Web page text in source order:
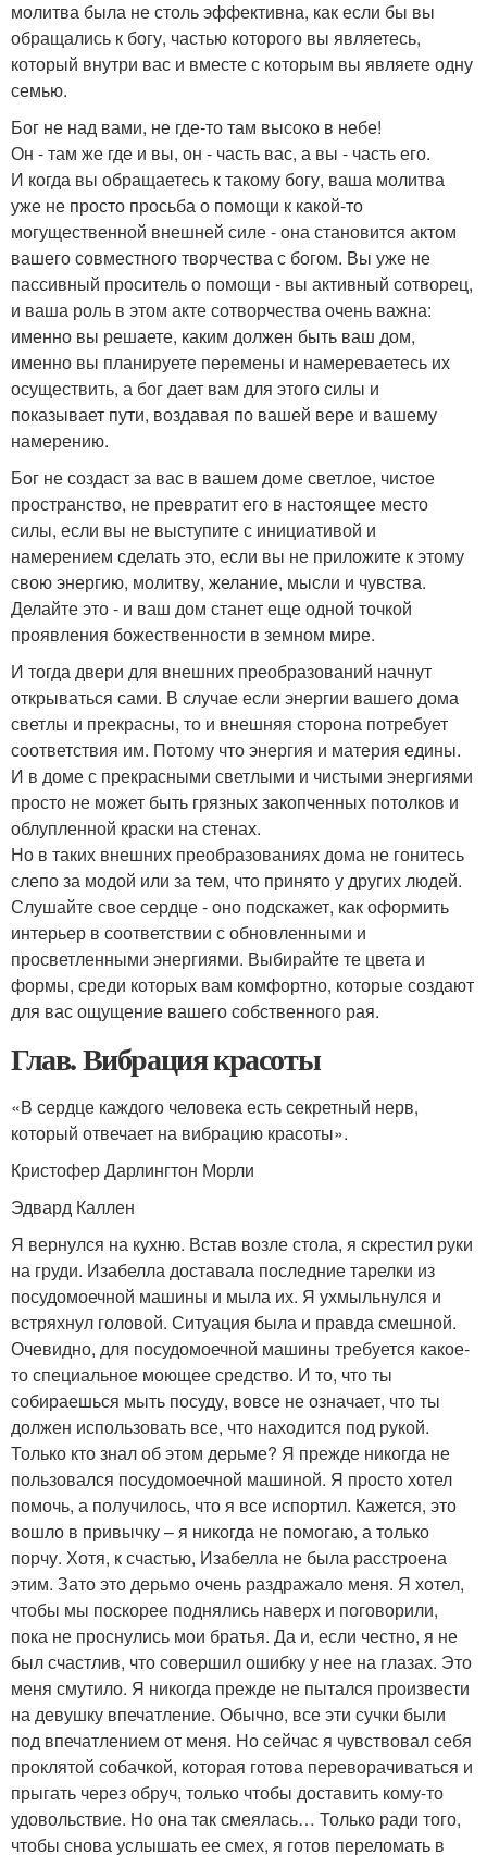
молитва была не столь эффективна, как если бы вы
обращались к богу, частью которого вы являетесь,
который внутри вас и вместе с которым вы являете одну
семью.
Бог не над вами, не где-то там высоко в небе!
Он - там же где и вы, он - часть вас, а вы - часть его.
И когда вы обращаетесь к такому богу, ваша молитва
уже не просто просьба о помощи к какой-то
могущественной внешней силе - она становится актом
вашего совместного творчества с богом. Вы уже не
пассивный проситель о помощи - вы активный сотворец,
и ваша роль в этом акте сотворчества очень важна:
именно вы решаете, каким должен быть ваш дом,
именно вы планируете перемены и намереваетесь их
осуществить, а бог дает вам для этого силы и
показывает пути, воздавая по вашей вере и вашему
намерению.
Бог не создаст за вас в вашем доме светлое, чистое
пространство, не превратит его в настоящее место
силы, если вы не выступите с инициативой и
намерением сделать это, если вы не приложите к этому
свою энергию, молитву, желание, мысли и чувства.
Делайте это - и ваш дом станет еще одной точкой
проявления божественности в земном мире.
И тогда двери для внешних преобразований начнут
открываться сами. В случае если энергии вашего дома
светлы и прекрасны, то и внешняя сторона потребует
соответствия им. Потому что энергия и материя едины.
И в доме с прекрасными светлыми и чистыми энергиями
просто не может быть грязных закопченных потолков и
облупленной краски на стенах.
Но в таких внешних преобразованиях дома не гонитесь
слепо за модой или за тем, что принято у других людей.
Слушайте свое сердце - оно подскажет, как оформить
интерьер в соответствии с обновленными и
просветленными энергиями. Выбирайте те цвета и
формы, среди которых вам комфортно, которые создают
для вас ощущение вашего собственного рая.
Глав. Вибрация красоты
«В сердце каждого человека есть секретный нерв,
который отвечает на вибрацию красоты».
Кристофер Дарлингтон Морли
Эдвард Каллен
Я вернулся на кухню. Встав возле стола, я скрестил руки
на груди. Изабелла доставала последние тарелки из
посудомоечной машины и мыла их. Я ухмыльнулся и
встряхнул головой. Ситуация была и правда смешной.
Очевидно, для посудомоечной машины требуется какое-
то специальное моющее средство. И то, что ты
собираешься мыть посуду, вовсе не означает, что ты
должен использовать все, что находится под рукой.
Только кто знал об этом дерьме? Я прежде никогда не
пользовался посудомоечной машиной. Я просто хотел
помочь, а получилось, что я все испортил. Кажется, это
вошло в привычку – я никогда не помогаю, а только
порчу. Хотя, к счастью, Изабелла не была расстроена
этим. Зато это дерьмо очень раздражало меня. Я хотел,
чтобы мы поскорее поднялись наверх и поговорили,
пока не проснулись мои братья. Да и, если честно, я не
был счастлив, что совершил ошибку у нее на глазах. Это
меня смутило. Я никогда прежде не пытался произвести
на девушку впечатление. Обычно, все эти сучки были
под впечатлением от меня. Но сейчас я чувствовал себя
проклятой собачкой, которая готова переворачиваться и
прыгать через обруч, только чтобы доставить кому-то
удовольствие. Но она так смеялась… Только ради того,
чтобы снова услышать ее смех, я готов переломать в